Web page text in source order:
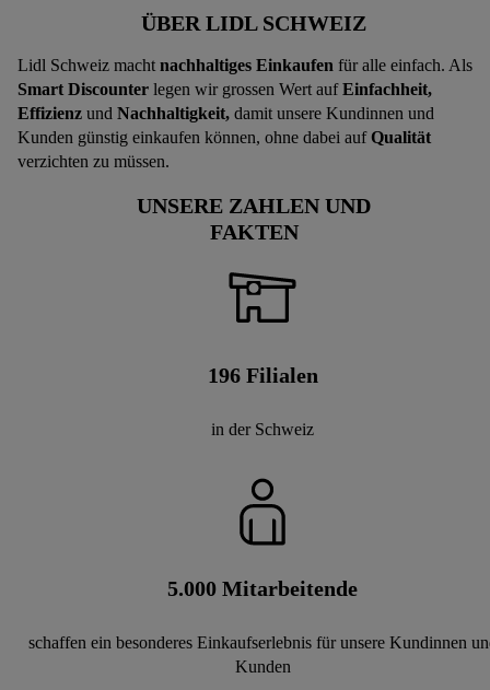
ÜBER LIDL SCHWEIZ
Lidl Schweiz macht nachhaltiges Einkaufen für alle einfach. Als
Smart Discounter legen wir grossen Wert aufEinfachheit,
Effizienz und Nachhaltigkeit, damit unsere Kundinnen und
Kunden günstig einkaufen können, ohne dabei aufQualität
verzichten zu müssen.
UNSERE ZAHLEN UND
FAKTEN
196Filialen
in der Schweiz
5.000 Mitarbeitende
schaffen ein besonderes Einkaufserlebnis für unsere Kundinnen
Kunden